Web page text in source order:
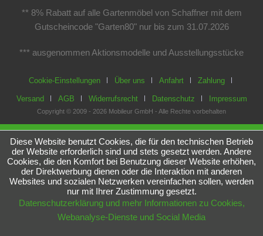
** 8% Rabatt auf alle Gartenmöbel von Schaffner mit dem
Gutscheincode "Garten80" nur bis zum 31.07.2026
*** ausgenommen Aktionsmodelle und Ausstellungsstücke
Cookie-Einstellungen Über uns Anfahrt Zahlung
Versand AGB Widerrufsrecht Datenschutz Impressum
Copyright © 2009 - 2026 Mobileur GmbH - Alle Rechte vorbehalten
Diese Website benutzt Cookies, die für den technischen Betrieb
der Website erforderlich sind und stets gesetzt werden. Andere
Cookies, die den Komfort bei Benutzung dieser Website erhöhen,
der Direktwerbung dienen oder die Interaktion mit anderen
Websites und sozialen Netzwerken vereinfachen sollen, werden
nur mit Ihrer Zustimmung gesetzt.
Datenschutzerklärung und mehr Informationen zu Cookies,
Webanalyse-Dienste und Social Media